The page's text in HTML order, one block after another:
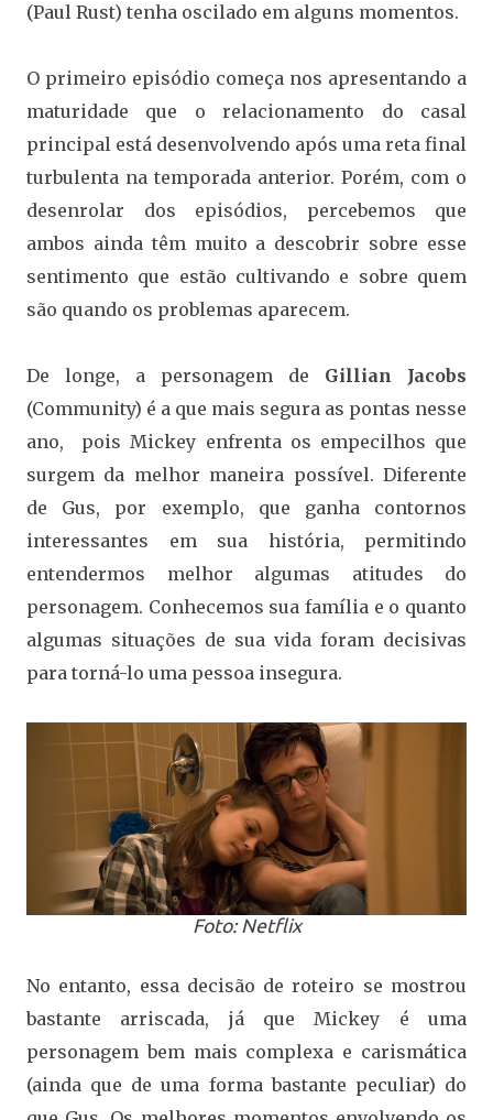
(Paul Rust) tenha oscilado em alguns momentos.
O primeiro episódio começa nos apresentando a
maturidade que o relacionamento do casal
principal está desenvolvendo após uma reta final
turbulenta na temporada anterior. Porém, com o
desenrolar dos episódios, percebemos que
ambos ainda têm muito a descobrir sobre esse
sentimento que estão cultivando e sobre quem
são quando os problemas aparecem.
De longe, a personagem de Gillian Jacobs
(Community) é a que mais segura as pontas nesse
ano, pois Mickey enfrenta os empecilhos que
surgem da melhor maneira possível. Diferente
de Gus, por exemplo, que ganha contornos
interessantes em sua história, permitindo
entendermos melhor algumas atitudes do
personagem. Conhecemos sua família e o quanto
algumas situações de sua vida foram decisivas
para torná-lo uma pessoa insegura.
Foto: Netflix
No entanto, essa decisão de roteiro se mostrou
bastante arriscada, já que Mickey é uma
personagem bem mais complexa e carismática
(ainda que de uma forma bastante peculiar) do